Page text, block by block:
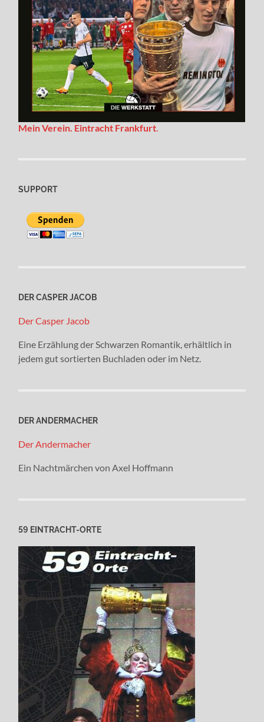
Mein Verein. Eintracht Frankfurt.
SUPPORT
DER CASPER JACOB
Der Casper Jacob
Eine Erzählung der Schwarzen Romantik, erhältlich in
jedem gut sortierten Buchladen oder im Netz.
DER ANDERMACHER
Der Andermacher
Ein Nachtmärchen von Axel Hoffmann
59 EINTRACHT-ORTE